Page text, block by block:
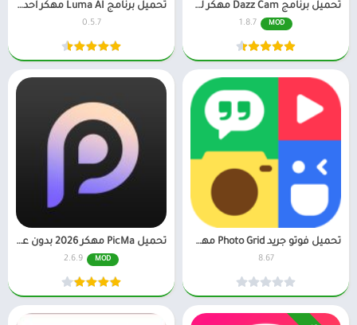
تحميل برنامج Dazz Cam مهكر للاندرويد احدث اصدار
MOD
1.8.7
تحميل برنامج Luma AI مهكر احدث اصدار للاندرويد
0.5.7
تحميل فوتو جريد Photo Grid مهكر 2026 للاندرويد
8.67
تحميل PicMa مهكر 2026 بدون علامة مائية مدفوع
MOD
2.6.9